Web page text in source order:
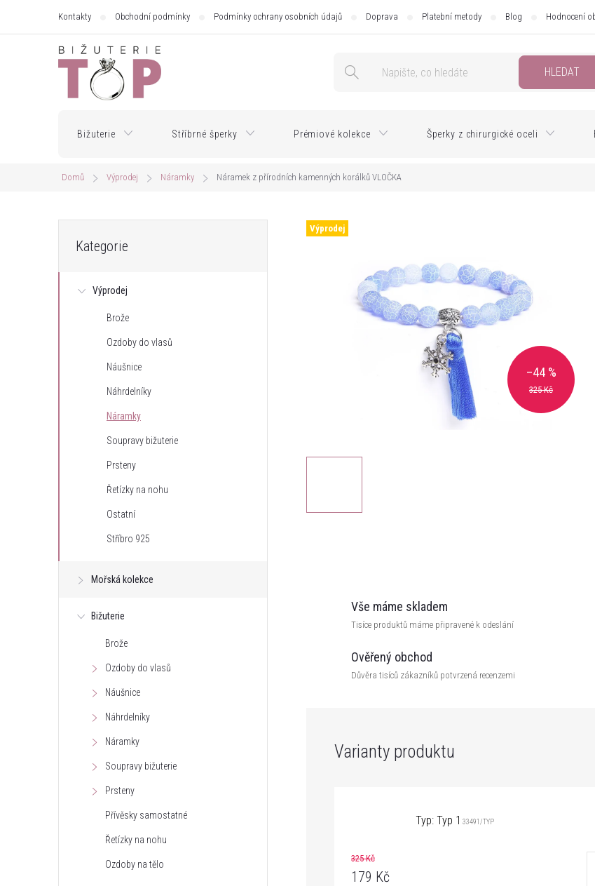
Kontakty Obchodní podmínky Podmínky ochrany osobních údajů Doprava Platební metody Blog Hodnocení
HLEDAT
Bižuterie Stříbrné šperky Prémiové kolekce Šperky z chirurgické oceli
Domů Výprodej Náramky Náramek z přírodních kamenných korálků VLOČKA
o
kategorie
Kategorie
Výprodej
Brože
Ozdoby do vlasů
Náušnice
Náhrdelníky
Náramky
Soupravy bižuterie
Prsteny
Řetízky na nohu
Ostatní
Stříbro 925
Mořská kolekce
Bižuterie
Brože
Ozdoby do vlasů
Náušnice
Náhrdelníky
Náramky
Soupravy bižuterie
Prsteny
Přívěsky samostatné
Řetízky na nohu
Ozdoby na tělo
Výprodej
325 Kč
–44 %
Vše máme skladem
Tisíce produktů máme připravené k odeslání
Ověřený obchod
Důvěra tisíců zákazníků potvrzená recenzemi
Typ: Typ 1 33491/TYP
325 Kč
179 Kč